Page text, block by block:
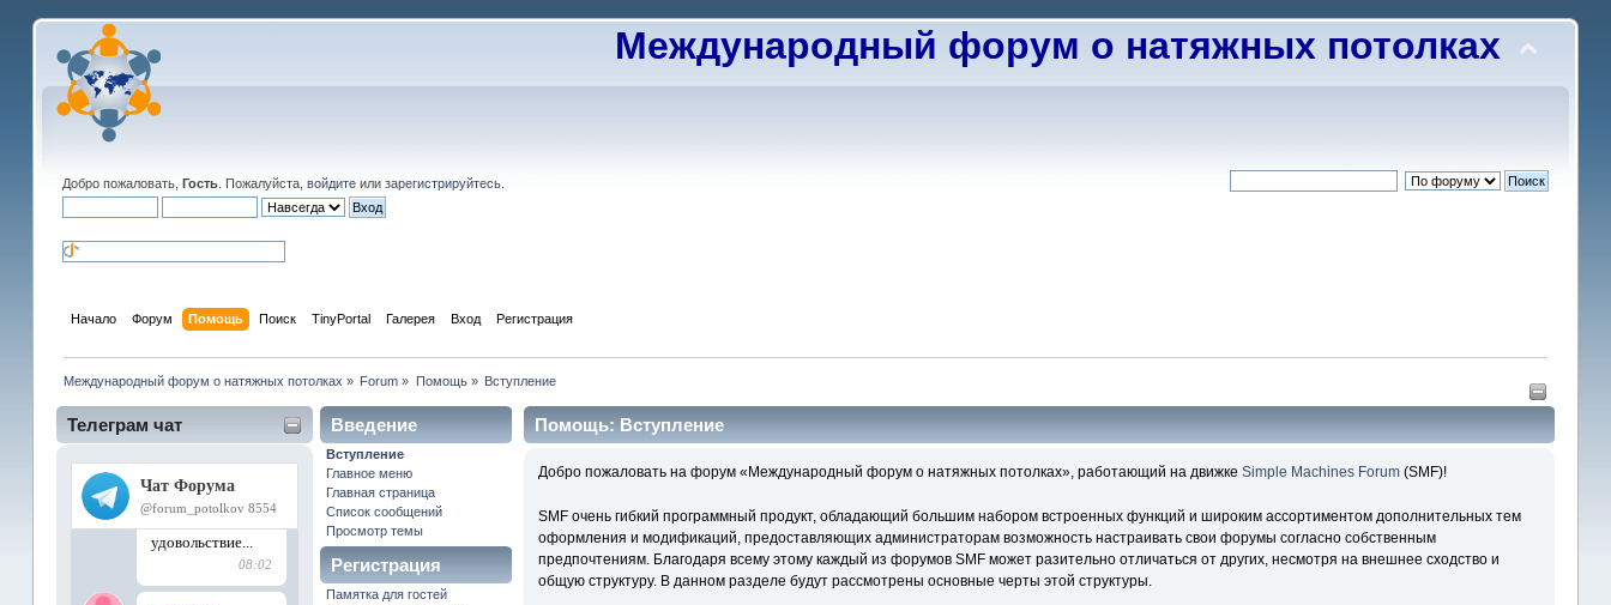
Международный форум о натяжных потолках
Добро пожаловать, Гость. Пожалуйста, войдитеили зарегистрируйтесь.
Начало Форум Помощь Поиск TinyPortal Галерея Вход Регистрация
Международный форум о натяжных потолках » Forum » Помощь» Вступление
Телеграм чат Введение
Вступление
Главное меню
Главная страница
Список сообщений
Просмотр темы
Регистрация
Памятка для гостей
Помощь: Вступление
Добро пожаловать на форум «Международный форум о натяжных потолках», работающий на движкеSimple Machines Forum (SMF)!
SMF очень гибкий программный продукт, обладающий большим набором встроенных функций и широким ассортиментом дополнительных тем
оформления и модификаций, предоставляющих администраторам возможность настраивать свои форумы согласно собственным
предпочтениям. Благодаря всему этому каждый из форумов SMF может разительно отличаться от других, несмотря на внешнее сходство и
общую структуру. В данном разделе будут рассмотрены основные черты этой структуры.